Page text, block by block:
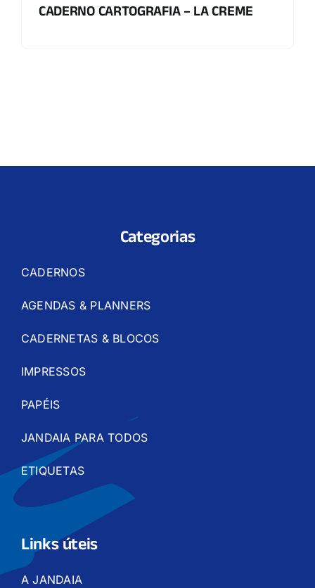
CADERNO CARTOGRAFIA – LA CREME
Categorias
CADERNOS
AGENDAS & PLANNERS
CADERNETAS & BLOCOS
IMPRESSOS
PAPÉIS
JANDAIA PARA TODOS
ETIQUETAS
Links úteis
A JANDAIA